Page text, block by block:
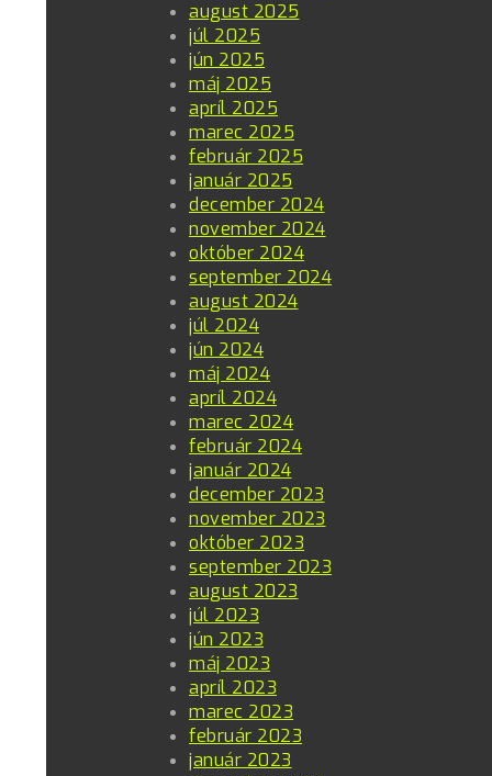
august 2025
júl 2025
jún 2025
máj 2025
apríl 2025
marec 2025
február 2025
január 2025
december 2024
november 2024
október 2024
september 2024
august 2024
júl 2024
jún 2024
máj 2024
apríl 2024
marec 2024
február 2024
január 2024
december 2023
november 2023
október 2023
september 2023
august 2023
júl 2023
jún 2023
máj 2023
apríl 2023
marec 2023
február 2023
január 2023